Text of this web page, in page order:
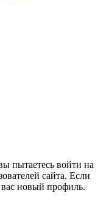
пытаетесь войти на
новый профиль.